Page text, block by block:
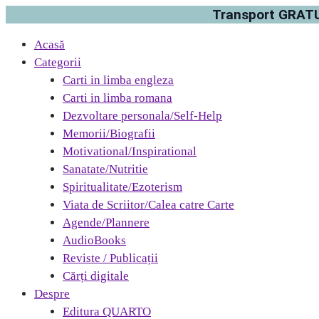
Transport
Acasă
Categorii
Carti in limba engleza
Carti in limba romana
Dezvoltare personala/Self-Help
Memorii/Biografii
Motivational/Inspirational
Sanatate/Nutritie
Spiritualitate/Ezoterism
Viata de Scriitor/Calea catre Carte
Agende/Plannere
AudioBooks
Reviste / Publicații
Cărți digitale
Despre
Editura QUARTO